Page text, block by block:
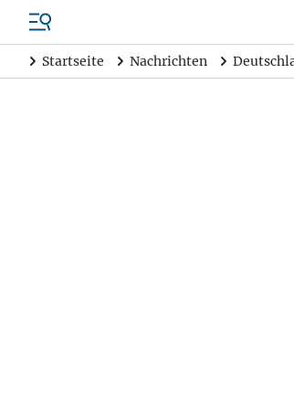
Startseite Nachrichten